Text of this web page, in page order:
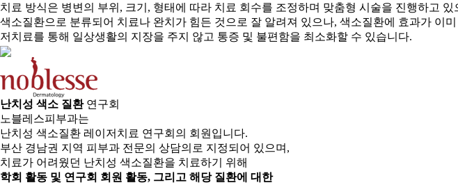
치료 방식은 병변의 부위, 크기, 형태에 따라 치료 회수를 조정하며 맞춤형 시술을 진행하고
색소질환으로 분류되어 치료나 완치가 힘든 것으로 잘 알려져 있으나, 색소질환에 효과가 이
저치료를 통해 일상생활의 지장을 주지 않고 통증 및 불편함을 최소화할 수 있습니다.
난치성 색소 질환연구회
노블레스피부과는
난치성 색소질환 레이저치료 연구회의 회원입니다.
부산 경남권 지역 피부과 전문의 상담의로 지정되어 있으며,
치료가 어려웠던 난치성 색소질환을 치료하기 위해
학회 활동 및 연구회 회원 활동, 그리고 해당 질환에 대한